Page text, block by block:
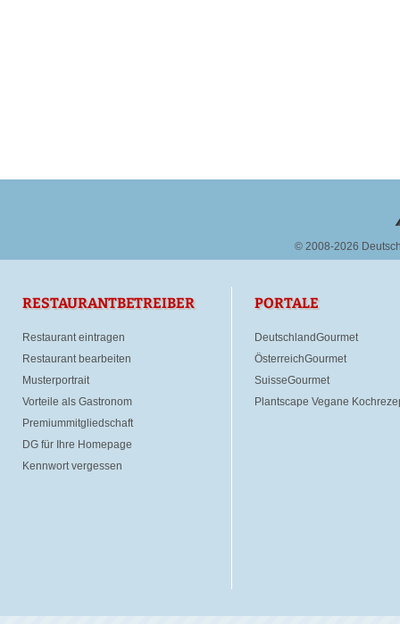
© 2008-2026
RESTAURANTBETREIBER
Restaurant eintragen
Restaurant bearbeiten
Musterportrait
Vorteile als Gastronom
Premiummitgliedschaft
DG für Ihre Homepage
Kennwort vergessen
PORTALE
DeutschlandGourmet
ÖsterreichGourmet
SuisseGourmet
Plantscape Vegane